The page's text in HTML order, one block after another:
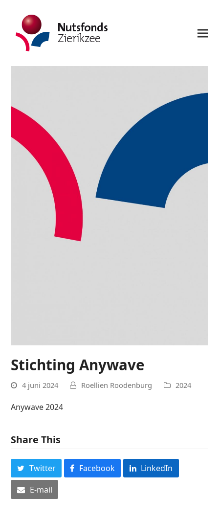
Stichting Anywave
4 juni 2024 Roellien Roodenburg 2024
Anywave 2024
Share This
Twitter Facebook
LinkedIn
E-mail